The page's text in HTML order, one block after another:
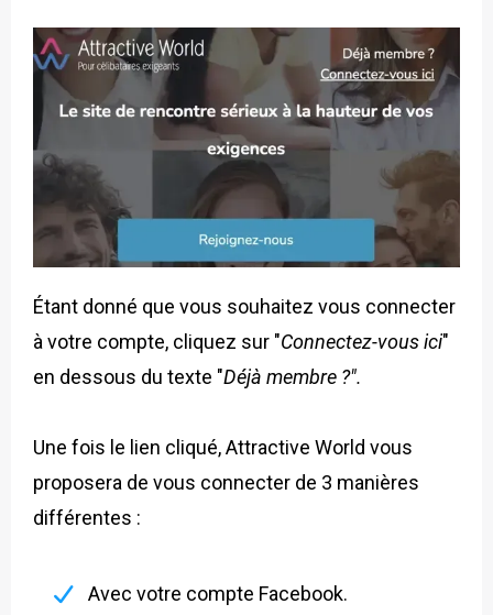
Étant donné que vous souhaitez vous connecter
à votre compte, cliquez sur "Connectez-vous ici"
en dessous du texte "Déjà membre ?".
Une fois le lien cliqué, Attractive World vous
proposera de vous connecter de 3 manières
différentes :
Avec votre compte Facebook.